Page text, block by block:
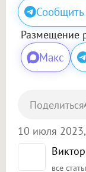
Сообщить
Размещение
Макс
все
10 июля
Поделиться